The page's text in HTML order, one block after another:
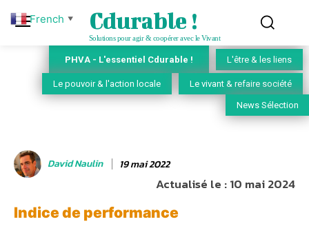
Cdurable !
Solutions pour agir & coopérer avec le Vivant
PHVA - L'essentiel Cdurable ! L'être & les liens
Le pouvoir & l'action locale Le vivant & refaire société
News Sélection
David Naulin 19 mai 2022
Actualisé le :10 mai 2024
Indice de performance
French ▼